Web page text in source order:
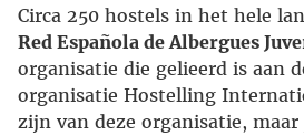
Circa 250 hostels in het hele
Red Española de Albergues
organisatie die gelieerd is aan
organisatie Hostelling
zijn van deze organisatie,